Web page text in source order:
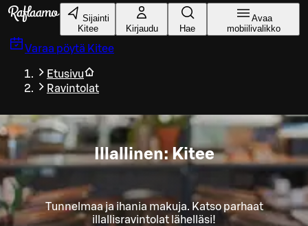
Siirry pääsisältöön
Sijainti
Kitee
Kirjaudu Hae
Avaa
mobiilivalikko
Varaa pöytä Kitee
Etusivu
Ravintolat
Illallinen: Kitee
Tunnelmaa ja ihania makuja. Katso parhaat
illallisravintolat lähelläsi!